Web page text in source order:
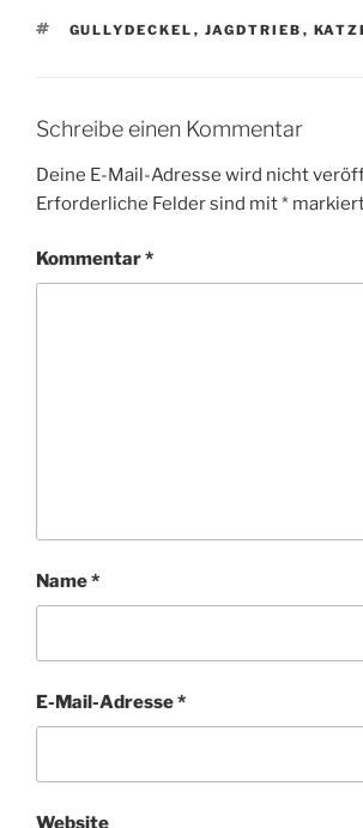
SCHLAGWÖRTER
GULLYDECKEL , JAGDTRIEB ,
Schreibe einen Kommentar
Deine E-Mail-Adresse wird nicht
Erforderliche Felder sind mit*
Kommentar*
Name*
E-Mail-Adresse*
Website